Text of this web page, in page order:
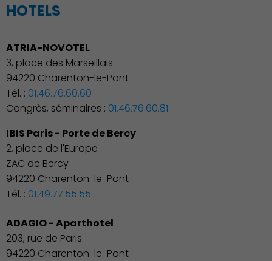
HOTELS
ATRIA-NOVOTEL
3, place des Marseillais
94220 Charenton-le-Pont
Tél. : 01.46.76.60.60
Congrès, séminaires : 01.46.76.60.81
IBIS Paris - Porte de Bercy
2, place de l'Europe
ZAC de Bercy
94220 Charenton-le-Pont
Tél. : 01.49.77.55.55
ADAGIO - Aparthotel
203, rue de Paris
94220 Charenton-le-Pont